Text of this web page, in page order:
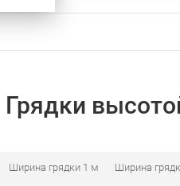
Грядки
Ширина грядки 1 м Ширина